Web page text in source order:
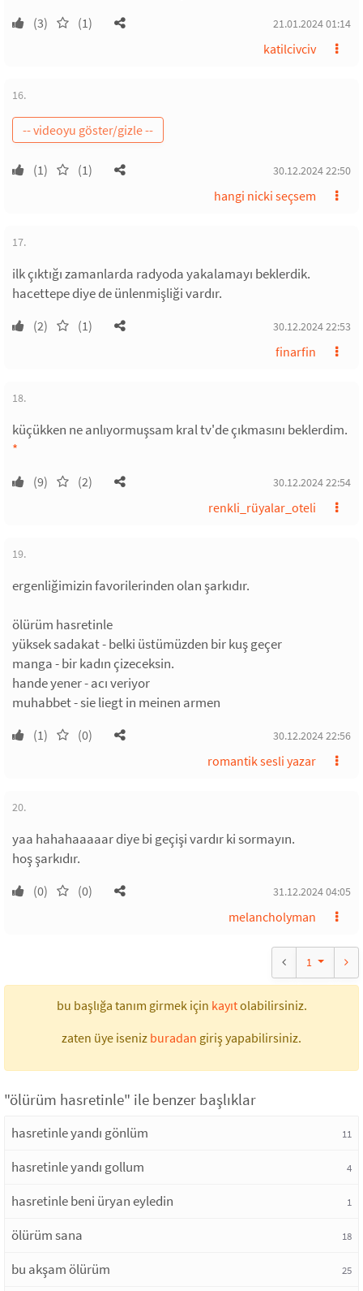
(3) (1) 21.01.2024 01:14
katilcivciv
16.
(1) (1) 30.12.2024 22:50
hangi nicki seçsem
17.
ilk çıktığı zamanlarda radyoda yakalamayı beklerdik.
hacettepe diye de ünlenmişliği vardır.
(2) (1) 30.12.2024 22:53
finarfin
18.
küçükken ne anlıyormuşsam kral tv'de çıkmasını beklerdim.
*
(9) (2) 30.12.2024 22:54
renkli_rüyalar_oteli
19.
ergenliğimizin favorilerinden olan şarkıdır.
ölürüm hasretinle
yüksek sadakat - belki üstümüzden bir kuş geçer
manga - bir kadın çizeceksin.
hande yener - acı veriyor
muhabbet - sie liegt in meinen armen
(1) (0) 30.12.2024 22:56
romantik sesli yazar
20.
yaa hahahaaaaar diye bi geçişi vardır ki sormayın.
hoş şarkıdır.
(0) (0) 31.12.2024 04:05
melancholyman
1
bu başlığa tanım girmek için kayıtolabilirsiniz.
zaten üye iseniz buradan giriş yapabilirsiniz.
"ölürüm hasretinle" ile benzer başlıklar
hasretinle yandı gönlüm 11
hasretinle yandı gollum 4
hasretinle beni üryan eyledin 1
ölürüm sana 18
bu akşam ölürüm 25